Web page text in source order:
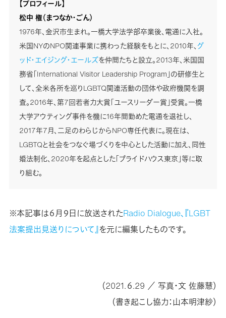
【プロフィール】
松中 権（まつなか・ごん）
1976年、金沢市生まれ。一橋大学法学部卒業後、電通に入社。
米国NYのNPO関連事業に携わった経験をもとに、2010年、 グ
ッド・エイジング・エールズを仲間たちと設立。2013年、米国国
務省「International Visitor Leadership Program」の研修生と
して、全米各所を巡りLGBTQ関連活動の団体や政府機関を調
査。2016年、第7回若者力大賞「ユースリーダー賞」受賞。一橋
大学アウティング事件を機に16年間勤めた電通を退社し、
2017年7月、二足のわらじからNPO専任代表に。現在は、
LGBTQと社会をつなぐ場づくりを中心とした活動に加え、同性
婚法制化、2020年を起点とした「プライドハウス東京」等に取
り組む。
※本記事は６月９日に放送されたRadio Dialogue、『LGBT
法案提出見送りについて』を元に編集したものです。
（2021.６.29 ／ 写真・文 佐藤慧）
（書き起こし協力：山本明津紗）